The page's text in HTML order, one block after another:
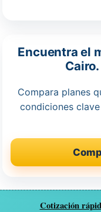
Encuentra el
Compara planes
condiciones
Cotización